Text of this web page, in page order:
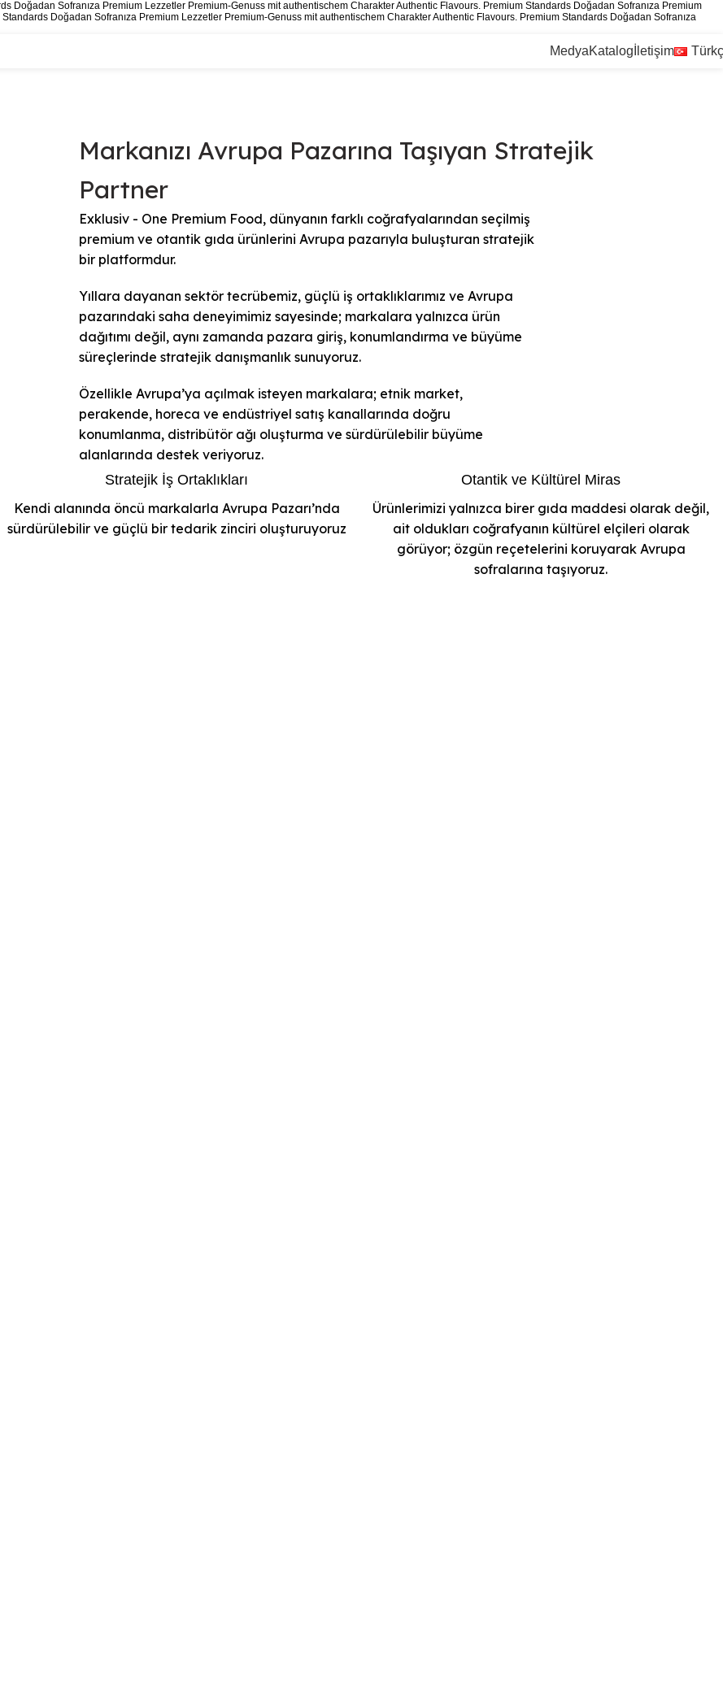
Doğadan Sofranıza Premium Lezzetler Premium-Genuss mit authentischem CharakterAuthentic Flavours. Premium Standards Doğadan Sofranıza Premium
Standards Doğadan Sofranıza Premium Lezzetler Premium-Genuss mit authentischem CharakterAuthentic Flavours. Premium Standards Doğadan Sofranıza
MedyaKatalog İletişim
Markanızı Avrupa Pazarına Taşıyan Stratejik
Partner
Exklusiv - One Premium Food, dünyanın farklı coğrafyalarından seçilmiş
premium ve otantik gıda ürünlerini Avrupa pazarıyla buluşturan stratejik
bir platformdur.
Yıllara dayanan sektör tecrübemiz, güçlü iş ortaklıklarımız ve Avrupa
pazarındaki saha deneyimimiz sayesinde; markalara yalnızca ürün
dağıtımı değil, aynı zamanda pazara giriş, konumlandırma ve büyüme
süreçlerinde stratejik danışmanlık sunuyoruz.
Özellikle Avrupa’ya açılmak isteyen markalara; etnik market,
perakende, horeca ve endüstriyel satış kanallarında doğru
konumlanma, distribütör ağı oluşturma ve sürdürülebilir büyüme
alanlarında destek veriyoruz.
Stratejik İş Ortaklıkları
Kendi alanında öncü markalarla Avrupa Pazarı’nda
sürdürülebilir ve güçlü bir tedarik zinciri oluşturuyoruz
Otantik ve Kültürel Miras
Ürünlerimizi yalnızca birer gıda maddesi olarak değil,
ait oldukları coğrafyanın kültürel elçileri olarak
görüyor; özgün reçetelerini koruyarak Avrupa
sofralarına taşıyoruz.